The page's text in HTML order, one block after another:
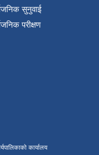
सुनुवाई
परीक्षण
कार्यालय